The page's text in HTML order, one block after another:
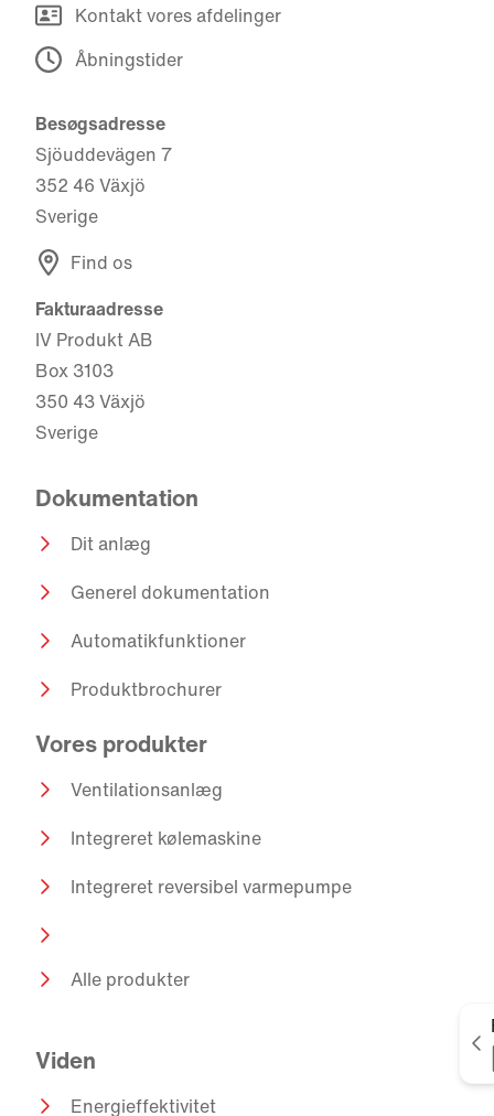
Kontakt vores afdelinger
Åbningstider
Besøgsadresse
Sjöuddevägen 7
352 46 Växjö
Sverige
Find os
Fakturaadresse
IV Produkt AB
Box 3103
350 43 Växjö
Sverige
Dokumentation
Dit anlæg
Generel dokumentation
Automatikfunktioner
Produktbrochurer
Vores produkter
Ventilationsanlæg
Integreret kølemaskine
Integreret reversibel varmepumpe
Alle produkter
Viden
Energieffektivitet